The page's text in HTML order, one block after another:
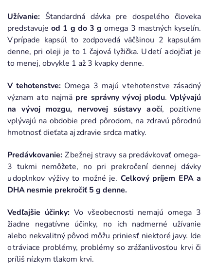
Užívanie: Štandardná dávka pre dospelého človeka
predstavujeod 1 g do 3 g omega 3 mastných kyselín.
V prípade kapsúl to zodpovedá väčšinou 2 kapsulám
denne, pri oleji je to 1 čajová lyžička. U detí a dojčiat je
to menej, obvykle 1 až 3 kvapky denne.
V tehotenstve: Omega 3 majú v tehotenstve zásadný
význam a to najmä pre správny vývoj plodu. Vplývajú
na vývoj mozgu, nervovej sústavy a očí, pozitívne
vplývajú na obdobie pred pôrodom, na zdravú pôrodnú
hmotnosť dieťaťa aj zdravie srdca matky.
Predávkovanie: Z bežnej stravy sa predávkovať omega-
3 tukmi nemôžete, no pri prekročení dennej dávky
u doplnkov výživy to možné je. Celkový príjem EPA a
DHA nesmie prekročiť 5 g denne.
Vedľajšie účinky:Vo všeobecnosti nemajú omega 3
žiadne negatívne účinky, no ich nadmerné užívanie
alebo nekvalitný pôvod môžu priniesť niektoré javy. Ide
o tráviace problémy, problémy so zrážanlivosťou krvi či
príliš nízkym tlakom krvi.